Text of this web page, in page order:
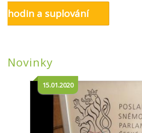
hodin a suplování
Novinky
15.01.2020